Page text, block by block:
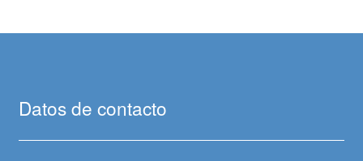
Datos de contacto